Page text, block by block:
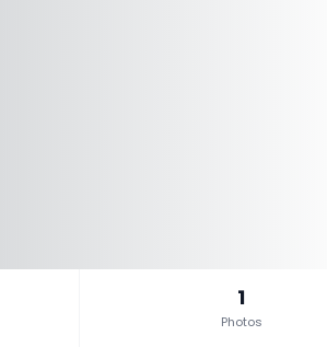
1
Photos